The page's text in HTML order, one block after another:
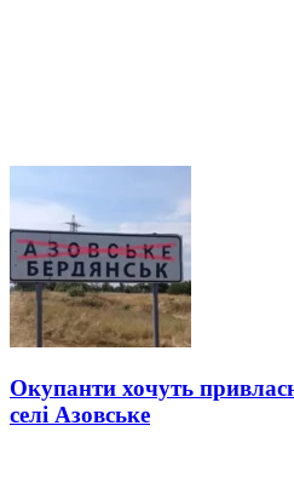
Окупанти хочуть
селі Азовське